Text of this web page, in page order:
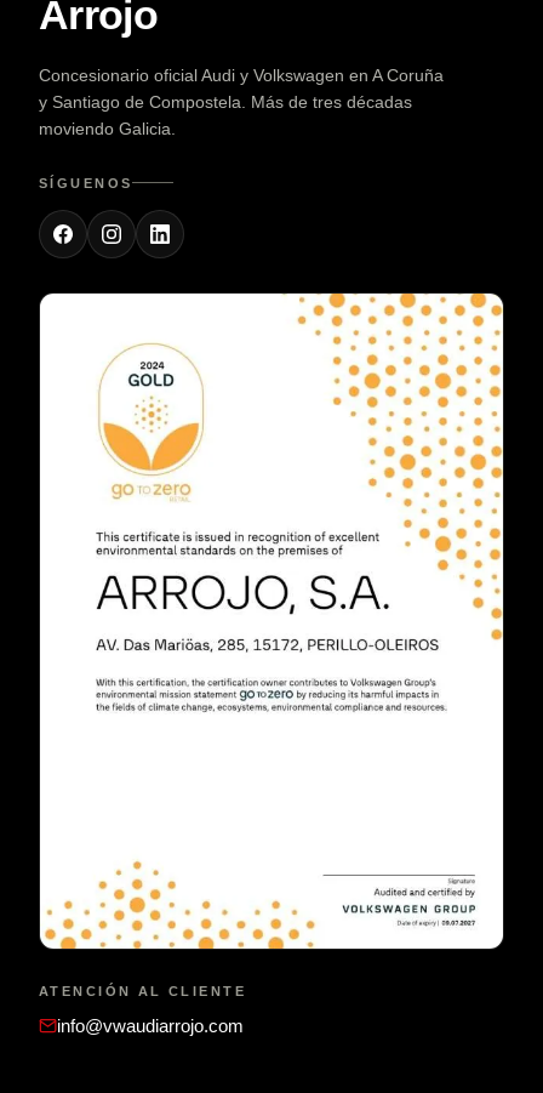
Arrojo
Concesionario oficial Audi y Volkswagen en A Coruña
y Santiago de Compostela. Más de tres décadas
moviendo Galicia.
SÍGUENOS
ATENCIÓN AL CLIENTE
info@vwaudiarrojo.com